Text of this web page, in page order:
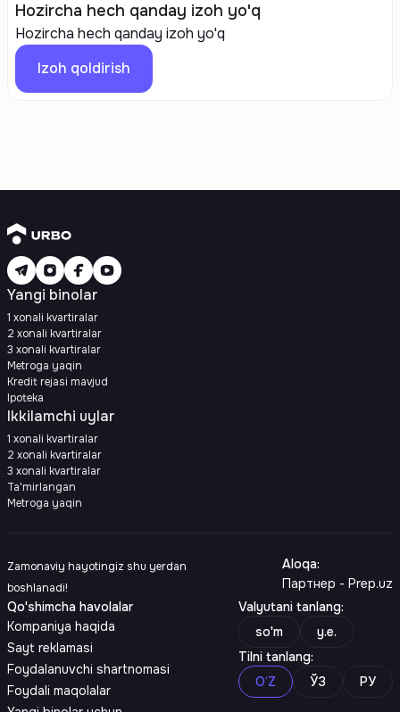
Hozircha hech qanday izoh yo'q
Hozircha hech qanday izoh yo'q
Izoh qoldirish
Yangi binolar
1 xonali kvartiralar
2 xonali kvartiralar
3 xonali kvartiralar
Metroga yaqin
Kredit rejasi mavjud
Ipoteka
Ikkilamchi uylar
1 xonali kvartiralar
2 xonali kvartiralar
3 xonali kvartiralar
Ta'mirlangan
Metroga yaqin
Zamonaviy hayotingiz shu yerdan
boshlanadi!
Aloqa:
Партнер - Prep.uz
Qo'shimcha havolalar
Kompaniya haqida
Sayt reklamasi
Foydalanuvchi shartnomasi
Foydali maqolalar
Valyutani tanlang:
so'm
y.e.
Tilni tanlang:
O‘Z
ЎЗ РУ